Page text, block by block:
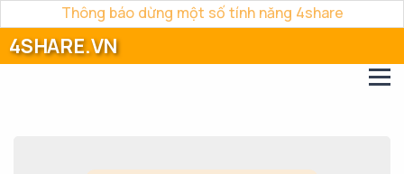
Thông báo dừng một số tính năng 4share
4SHARE.VN